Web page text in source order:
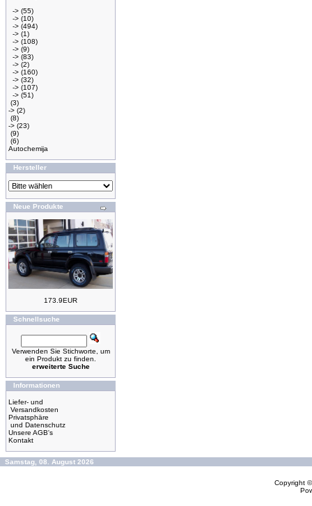
-> (55)
-> (10)
-> (494)
-> (1)
-> (108)
-> (9)
-> (83)
-> (2)
-> (160)
-> (32)
-> (107)
-> (51)
(3)
-> (2)
(8)
-> (23)
(9)
(6)
Autochemija
Hersteller
Neue Produkte
173.9EUR
Schnellsuche
Verwenden Sie Stichworte, um
ein Produkt zu finden.
erweiterte Suche
Informationen
Liefer- und
Versandkosten
Privatsphäre
und Datenschutz
Unsere AGB's
Kontakt
Samstag, 08. August 2026
Copyright